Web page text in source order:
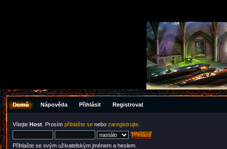
Domů Nápověda Přihlásit Registrovat
Vítejte Host . Prosím přihlašte se nebo zaregistrujte
Přihlašte se svým uživatelským jménem a heslem.